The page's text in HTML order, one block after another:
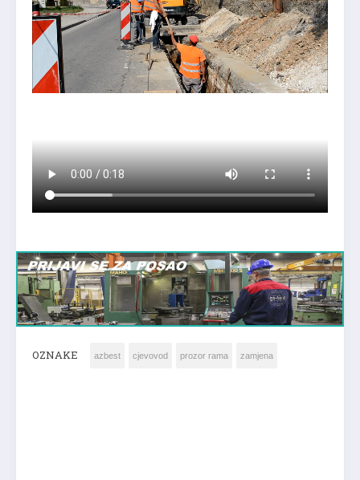
OZNAKE azbest cjevovod prozor rama zamjena